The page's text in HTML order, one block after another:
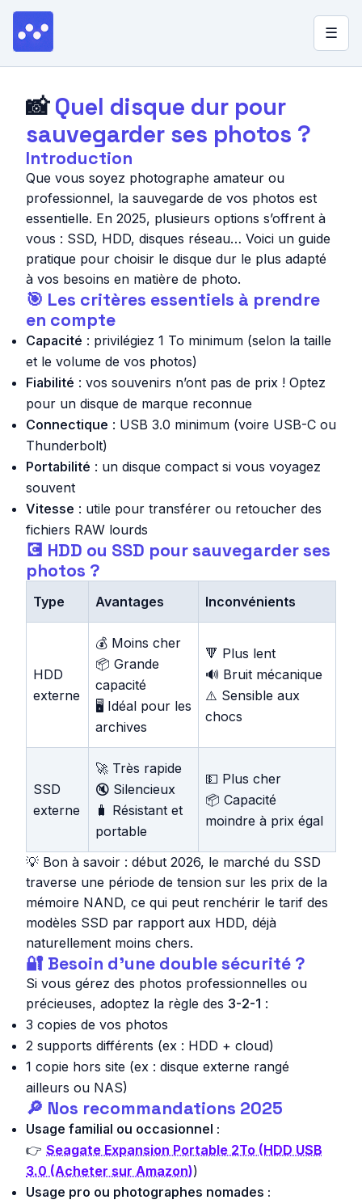
☰
▼
Quel stockage choisir ?
Blog
À propos
📸Quel disque dur pour
sauvegarder ses photos ?
Introduction
Que vous soyez photographe amateur ou
professionnel, la sauvegarde de vos photos est
essentielle. En 2025, plusieurs options s’offrent à
vous : SSD, HDD, disques réseau… Voici un guide
pratique pour choisir le disque dur le plus adapté
à vos besoins en matière de photo.
🎯 Les critères essentiels à prendre
en compte
Capacité : privilégiez 1 To minimum (selon la taille
et le volume de vos photos)
Fiabilité : vos souvenirs n’ont pas de prix ! Optez
pour un disque de marque reconnue
Connectique : USB 3.0 minimum (voire USB-C ou
Thunderbolt)
Portabilité : un disque compact si vous voyagez
souvent
Vitesse : utile pour transférer ou retoucher des
fichiers RAW lourds
💽 HDD ou SSD pour sauvegarder ses
photos ?
Type Avantages Inconvénients
HDD
externe
💰 Moins cher
📦 Grande
capacité
🖥️ Idéal pour les
archives
🔻 Plus lent
🔊 Bruit mécanique
⚠️ Sensible aux
chocs
SSD
externe
🚀 Très rapide
🔇 Silencieux
🧳 Résistant et
portable
💵 Plus cher
📦 Capacité
moindre à prix égal
💡 Bon à savoir : début 2026, le marché du SSD
traverse une période de tension sur les prix de la
mémoire NAND, ce qui peut renchérir le tarif des
modèles SSD par rapport aux HDD, déjà
naturellement moins chers.
🔐 Besoin d’une double sécurité ?
Si vous gérez des photos professionnelles ou
précieuses, adoptez la règle des 3-2-1 :
3 copies de vos photos
2 supports différents (ex : HDD + cloud)
1 copie hors site (ex : disque externe rangé
ailleurs ou NAS)
🔎 Nos recommandations 2025
Usage familial ou occasionnel :
👉 Seagate Expansion Portable 2To (HDD USB
3.0 (Acheter sur Amazon))
Usage pro ou photographes nomades :